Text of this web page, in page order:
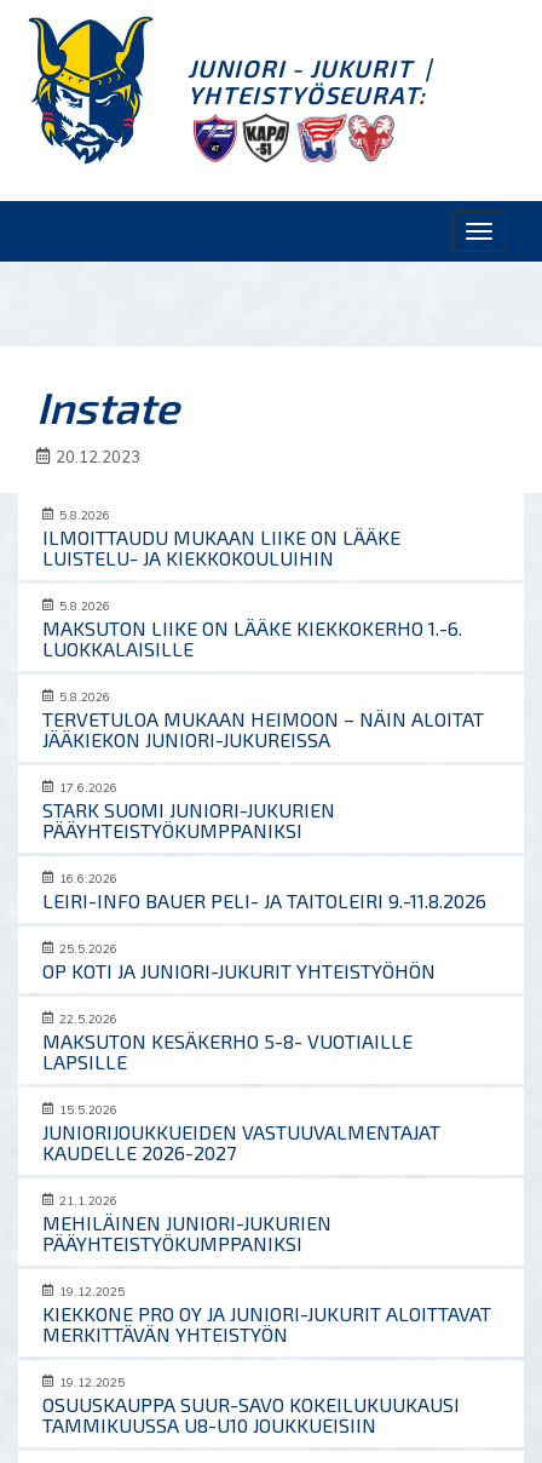
JUNIORI - JUKURIT |
YHTEISTYÖSEURAT:
Toggle
Instate
20.12.2023
5.8.2026
ILMOITTAUDU MUKAAN LIIKE ON LÄÄKE
LUISTELU- JA KIEKKOKOULUIHIN
5.8.2026
MAKSUTON LIIKE ON LÄÄKE KIEKKOKERHO 1.-6.
LUOKKALAISILLE
5.8.2026
TERVETULOA MUKAAN HEIMOON – NÄIN ALOITAT
JÄÄKIEKON JUNIORI-JUKUREISSA
17.6.2026
STARK SUOMI JUNIORI-JUKURIEN
PÄÄYHTEISTYÖKUMPPANIKSI
16.6.2026
LEIRI-INFO BAUER PELI- JA TAITOLEIRI 9.-11.8.2026
25.5.2026
OP KOTI JA JUNIORI-JUKURIT YHTEISTYÖHÖN
22.5.2026
MAKSUTON KESÄKERHO 5-8- VUOTIAILLE
LAPSILLE
15.5.2026
JUNIORIJOUKKUEIDEN VASTUUVALMENTAJAT
KAUDELLE 2026-2027
21.1.2026
MEHILÄINEN JUNIORI-JUKURIEN
PÄÄYHTEISTYÖKUMPPANIKSI
19.12.2025
KIEKKONE PRO OY JA JUNIORI-JUKURIT ALOITTAVAT
MERKITTÄVÄN YHTEISTYÖN
19.12.2025
OSUUSKAUPPA SUUR-SAVO KOKEILUKUUKAUSI
TAMMIKUUSSA U8-U10 JOUKKUEISIIN